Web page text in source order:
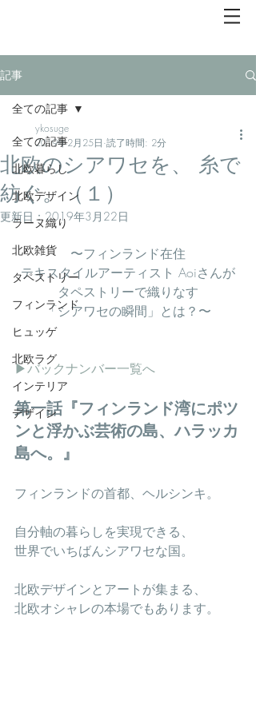
記事
全ての記事
北欧暮らし
北欧デザイン
ラーヌ織り
北欧雑貨
タペストリー
フィンランド
ヒュッゲ
北欧ラグ
インテリア
デザイン
全ての記事
北欧のシアワセを、 糸で
紡ぐ。（１）
ykosuge
2019年2月25日 読了時間: 2分
更新日：2019年3月22日
〜フィンランド在住
テキスタイルアーティスト Aoiさんが
タペストリーで織りなす
「シアワセの瞬間」とは？〜
▶︎バックナンバー一覧へ
第一話『フィンランド湾にポツ
ンと浮かぶ芸術の島、ハラッカ
島へ。』
フィンランドの首都、ヘルシンキ。
自分軸の暮らしを実現できる、
世界でいちばんシアワセな国。
北欧デザインとアートが集まる、
北欧オシャレの本場でもあります。